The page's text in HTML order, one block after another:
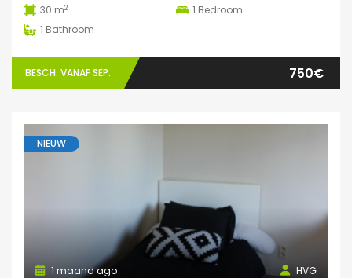
30 m2 1 Bedroom
1 Bathroom
BESCH. VANAF SEP. 750€
NIEUW
HVG
1 maand ago